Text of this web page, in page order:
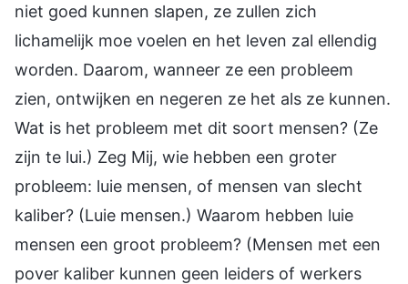
niet goed kunnen slapen, ze zullen zich
lichamelijk moe voelen en het leven zal ellendig
worden. Daarom, wanneer ze een probleem
zien, ontwijken en negeren ze het als ze kunnen.
Wat is het probleem met dit soort mensen? (Ze
zijn te lui.) Zeg Mij, wie hebben een groter
probleem: luie mensen, of mensen van slecht
kaliber? (Luie mensen.) Waarom hebben luie
mensen een groot probleem? (Mensen met een
pover kaliber kunnen geen leiders of werkers